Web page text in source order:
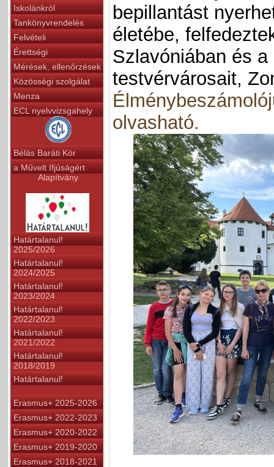
Iskolánkról
Tankönyvrendelés
Felvételi
Érettségi
Mérések, ellenőrzések
Közösségi szolgálat
Menza
ECL nyelvvizsgahely
Bélás Baráti Kör
a Művelt Ifjúságért
Alapítvány
Határtalanul!
2025/2026
Határtalanul!
2024/2025
Határtalanul!
2023/2024
Határtalanul!
2022/2023
Határtalanul!
2021/2022
Határtalanul!
2018/2019
Határtalanul!
Erasmus+ 2025-2026
Erasmus+ 2022-2023
Erasmus+ 2020-2022
Erasmus+ 2019-2020
Erasmus+ 2018-2021
bepillantást
életébe,
Szlavóniában és
testvérvárosait,
olvasható.